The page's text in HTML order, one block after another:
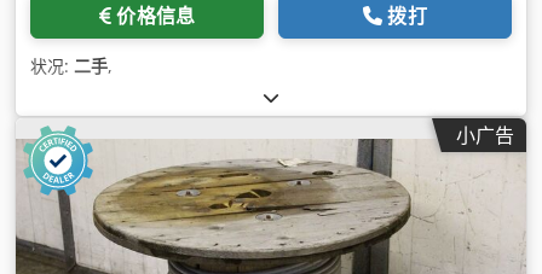
价格信息 拨打
状况: 二手,
小广告